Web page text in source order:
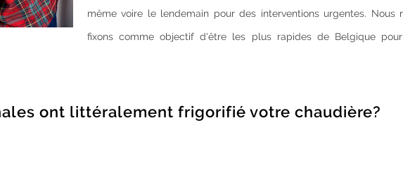
même voire le lendemain pour des interventions urgentes. Nous
fixons comme objectif d'être les plus rapides de Belgique
ont littéralement frigorifié votre chaudière?